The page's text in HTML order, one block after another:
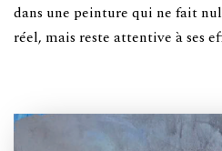
dans une peinture qui ne fait
réel, mais reste attentive à ses